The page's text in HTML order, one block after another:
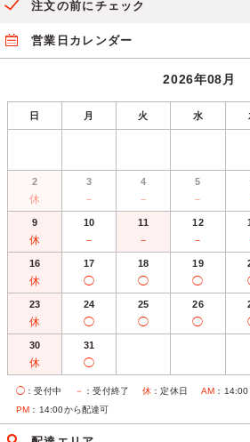
注文の前にチェック
営業日カレンダー
2026年08月
日 月 火 水
2
休
3
－
4
－
5
－
9
休
10
－
11
－
12
－
16
休
17
◯
18
◯
19
◯
23
休
24
◯
25
◯
26
◯
30
休
31
◯
◯ ：受付中 － ：受付終了 休 ：定休日 AM ：
PM ：14:00から配達可